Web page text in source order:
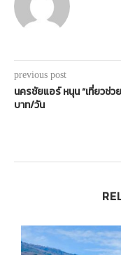
previous post
นครชัยแอร์ หนุน “เที่ยวช่
บาท/วัน